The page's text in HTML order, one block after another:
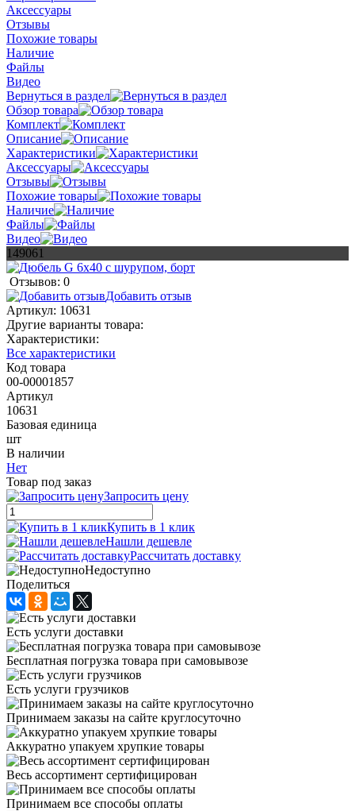
Аксессуары
Отзывы
Похожие товары
Наличие
Файлы
Видео
Вернуться в раздел
Обзор товара
Комплект
Описание
Характеристики
Аксессуары
Отзывы
Похожие товары
Наличие
Файлы
Видео
149061
Отзывов: 0
Добавить отзыв
Артикул: 10631
Другие варианты товара:
Характеристики:
Все характеристики
Код товара
00-00001857
Артикул
10631
Базовая единица
шт
В наличии
Нет
Товар под заказ
Запросить цену
Купить в 1 клик
Нашли дешевле
Рассчитать доставку
Недоступно
Поделиться
Есть услуги доставки
Бесплатная погрузка товара при самовывозе
Есть услуги грузчиков
Принимаем заказы на сайте круглосуточно
Аккуратно упакуем хрупкие товары
Весь ассортимент сертифицирован
Принимаем все способы оплаты